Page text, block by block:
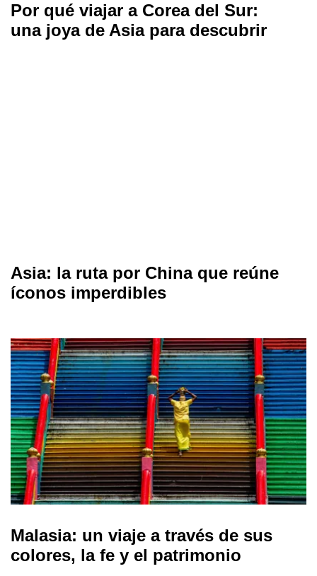
Por qué viajar a Corea del Sur:
una joya de Asia para descubrir
Asia: la ruta por China que reúne
íconos imperdibles
Malasia: un viaje a través de sus
colores, la fe y el patrimonio